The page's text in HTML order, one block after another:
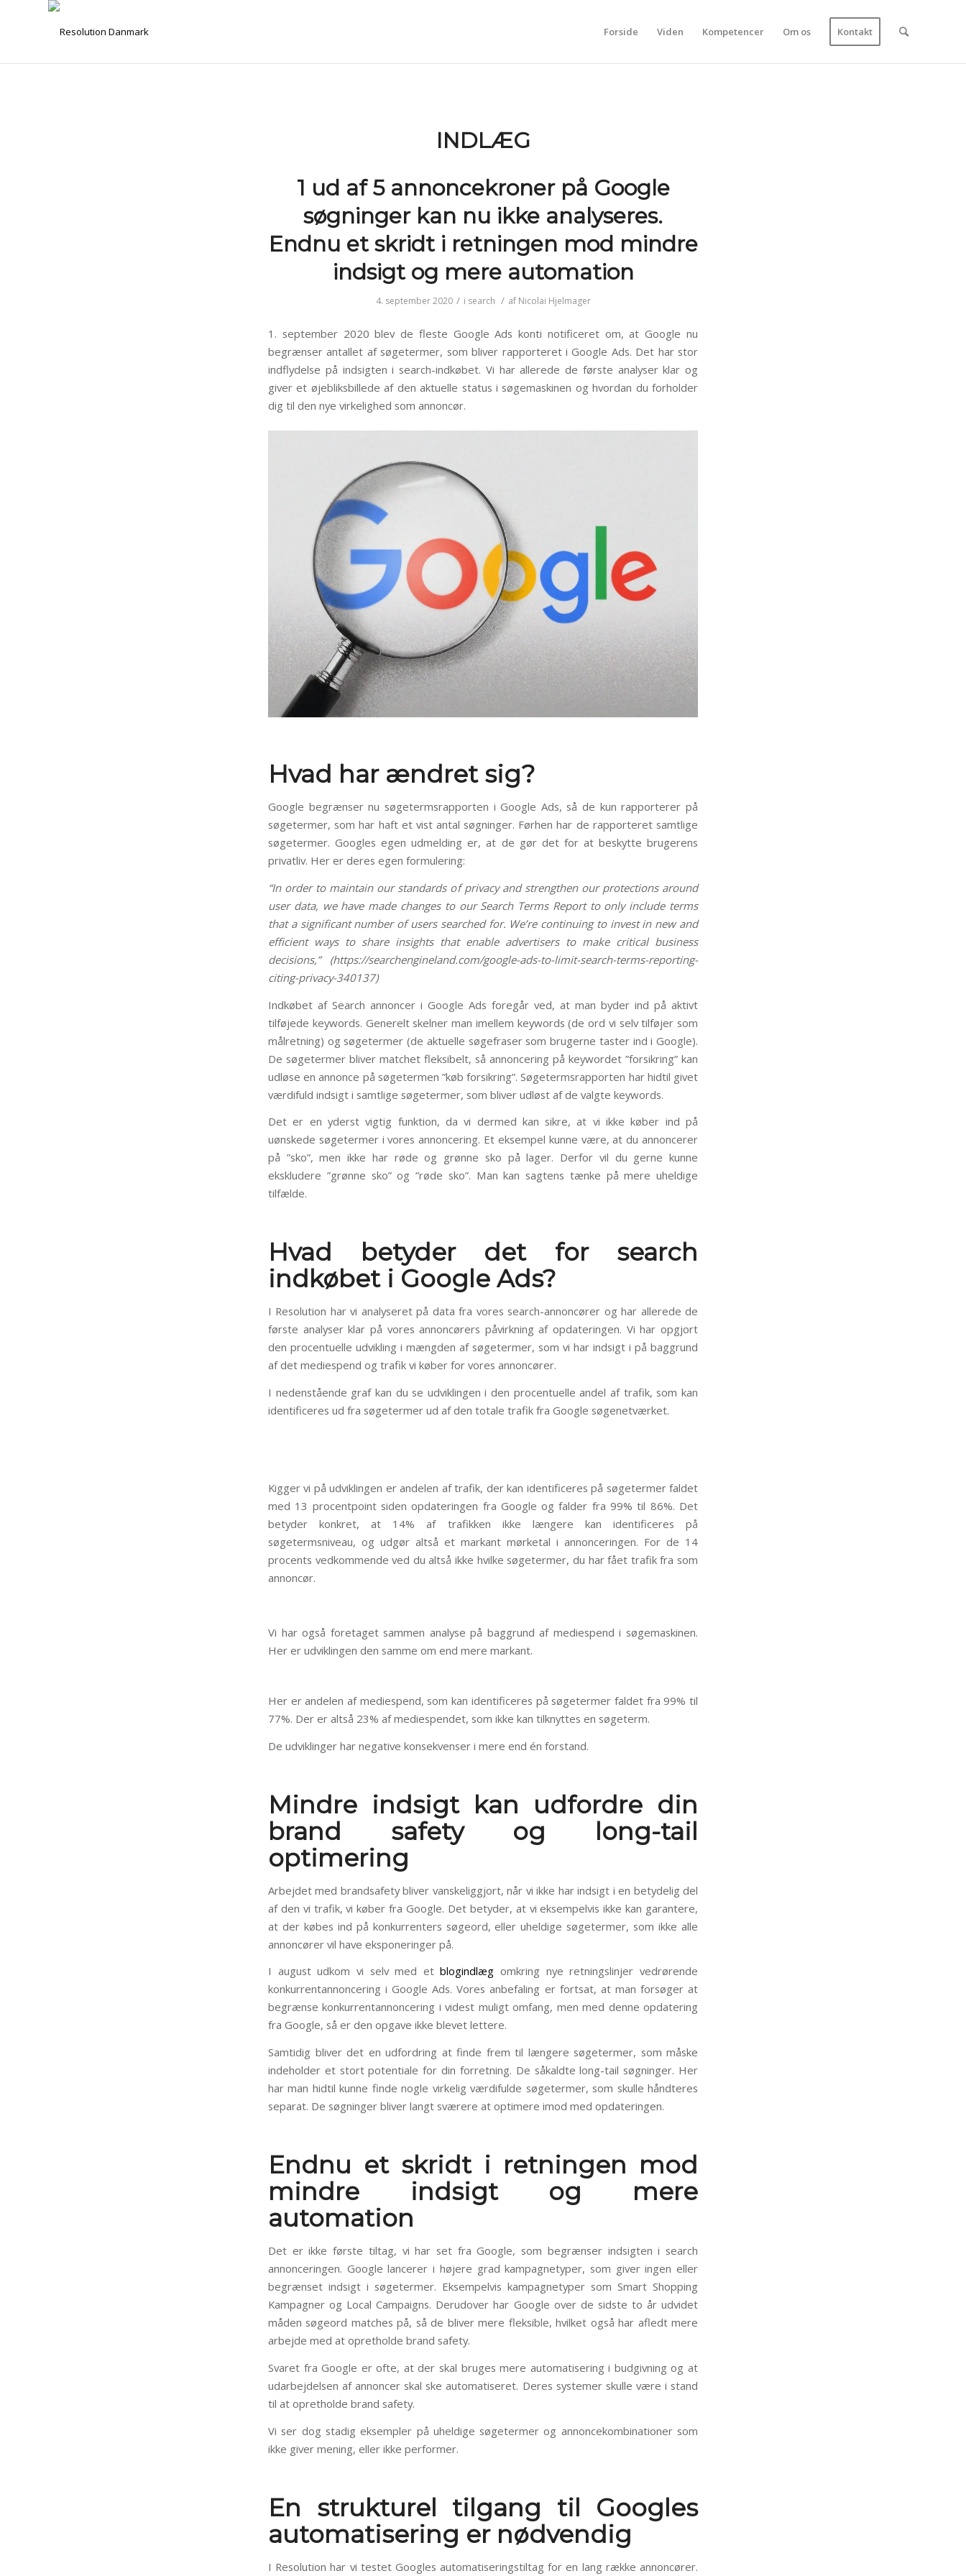
Forside Viden Kompetencer Om os Kontakt
INDLÆG
1 ud af 5 annoncekroner på Google
søgninger kan nu ikke analyseres.
Endnu et skridt i retningen mod mindre
indsigt og mere automation
4. september 2020 / i search / af Nicolai Hjelmager
1. september 2020 blev de fleste Google Ads konti notificeret om, at Google nu
begrænser antallet af søgetermer, som bliver rapporteret i Google Ads. Det har stor
indflydelse på indsigten i search-indkøbet. Vi har allerede de første analyser klar og
giver et øjebliksbillede af den aktuelle status i søgemaskinen og hvordan du forholder
dig til den nye virkelighed som annoncør.
Hvad har ændret sig?
Google begrænser nu søgetermsrapporten i Google Ads, så de kun rapporterer på
søgetermer, som har haft et vist antal søgninger. Førhen har de rapporteret samtlige
søgetermer. Googles egen udmelding er, at de gør det for at beskytte brugerens
privatliv. Her er deres egen formulering:
“In order to maintain our standards of privacy and strengthen our protections around
user data, we have made changes to our Search Terms Report to only include terms
that a significant number of users searched for. We’re continuing to invest in new and
efficient ways to share insights that enable advertisers to make critical business
decisions,” (https://searchengineland.com/google-ads-to-limit-search-terms-reporting-
citing-privacy-340137)
Indkøbet af Search annoncer i Google Ads foregår ved, at man byder ind på aktivt
tilføjede keywords. Generelt skelner man imellem keywords (de ord vi selv tilføjer som
målretning) og søgetermer (de aktuelle søgefraser som brugerne taster ind i Google).
De søgetermer bliver matchet fleksibelt, så annoncering på keywordet ”forsikring” kan
udløse en annonce på søgetermen ”køb forsikring”. Søgetermsrapporten har hidtil givet
værdifuld indsigt i samtlige søgetermer, som bliver udløst af de valgte keywords.
Det er en yderst vigtig funktion, da vi dermed kan sikre, at vi ikke køber ind på
uønskede søgetermer i vores annoncering. Et eksempel kunne være, at du annoncerer
på ”sko”, men ikke har røde og grønne sko på lager. Derfor vil du gerne kunne
ekskludere ”grønne sko” og ”røde sko”. Man kan sagtens tænke på mere uheldige
tilfælde.
Hvad betyder det for search
indkøbet i Google Ads?
I Resolution har vi analyseret på data fra vores search-annoncører og har allerede de
første analyser klar på vores annoncørers påvirkning af opdateringen. Vi har opgjort
den procentuelle udvikling i mængden af søgetermer, som vi har indsigt i på baggrund
af det mediespend og trafik vi køber for vores annoncører.
I nedenstående graf kan du se udviklingen i den procentuelle andel af trafik, som kan
identificeres ud fra søgetermer ud af den totale trafik fra Google søgenetværket.
Kigger vi på udviklingen er andelen af trafik, der kan identificeres på søgetermer faldet
med 13 procentpoint siden opdateringen fra Google og falder fra 99% til 86%. Det
betyder konkret, at 14% af trafikken ikke længere kan identificeres på
søgetermsniveau, og udgør altså et markant mørketal i annonceringen. For de 14
procents vedkommende ved du altså ikke hvilke søgetermer, du har fået trafik fra som
annoncør.
Vi har også foretaget sammen analyse på baggrund af mediespend i søgemaskinen.
Her er udviklingen den samme om end mere markant.
Her er andelen af mediespend, som kan identificeres på søgetermer faldet fra 99% til
77%. Der er altså 23% af mediespendet, som ikke kan tilknyttes en søgeterm.
De udviklinger har negative konsekvenser i mere end én forstand.
Mindre indsigt kan udfordre din
brand safety og long-tail
optimering
Arbejdet med brandsafety bliver vanskeliggjort, når vi ikke har indsigt i en betydelig del
af den vi trafik, vi køber fra Google. Det betyder, at vi eksempelvis ikke kan garantere,
at der købes ind på konkurrenters søgeord, eller uheldige søgetermer, som ikke alle
annoncører vil have eksponeringer på.
I august udkom vi selv med etblogindlæg omkring nye retningslinjer vedrørende
konkurrentannoncering i Google Ads. Vores anbefaling er fortsat, at man forsøger at
begrænse konkurrentannoncering i videst muligt omfang, men med denne opdatering
fra Google, så er den opgave ikke blevet lettere.
Samtidig bliver det en udfordring at finde frem til længere søgetermer, som måske
indeholder et stort potentiale for din forretning. De såkaldte long-tail søgninger. Her
har man hidtil kunne finde nogle virkelig værdifulde søgetermer, som skulle håndteres
separat. De søgninger bliver langt sværere at optimere imod med opdateringen.
Endnu et skridt i retningen mod
mindre indsigt og mere
automation
Det er ikke første tiltag, vi har set fra Google, som begrænser indsigten i search
annonceringen. Google lancerer i højere grad kampagnetyper, som giver ingen eller
begrænset indsigt i søgetermer. Eksempelvis kampagnetyper som Smart Shopping
Kampagner og Local Campaigns. Derudover har Google over de sidste to år udvidet
måden søgeord matches på, så de bliver mere fleksible, hvilket også har afledt mere
arbejde med at opretholde brand safety.
Svaret fra Google er ofte, at der skal bruges mere automatisering i budgivning og at
udarbejdelsen af annoncer skal ske automatiseret. Deres systemer skulle være i stand
til at opretholde brand safety.
Vi ser dog stadig eksempler på uheldige søgetermer og annoncekombinationer som
ikke giver mening, eller ikke performer.
En strukturel tilgang til Googles
automatisering er nødvendig
I Resolution har vi testet Googles automatiseringstiltag for en lang række annoncører.